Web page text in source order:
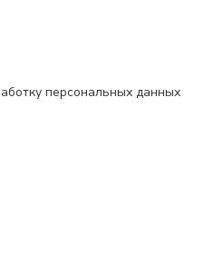
персональных данных